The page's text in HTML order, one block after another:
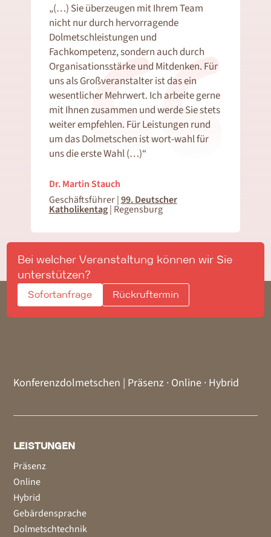
„(…) Sie überzeugen mit Ihrem Team
nicht nur durch hervorragende
Dolmetschleistungen und
Fachkompetenz, sondern auch durch
Organisationsstärke und Mitdenken. Für
uns als Großveranstalter ist das ein
wesentlicher Mehrwert. Ich arbeite gerne
mit Ihnen zusammen und werde Sie stets
weiter empfehlen. Für Leistungen rund
um das Dolmetschen ist wort-wahl für
uns die erste Wahl (…)“
Dr. Martin Stauch
Geschäftsführer |99. Deutscher
Katholikentag| Regensburg
Bei welcher Veranstaltung können wir Sie
unterstützen?
Sofortanfrage Rückruftermin
Konferenzdolmetschen | Präsenz · Online · Hybrid
LEISTUNGEN
Präsenz
Online
Hybrid
Gebärdensprache
Dolmetschtechnik